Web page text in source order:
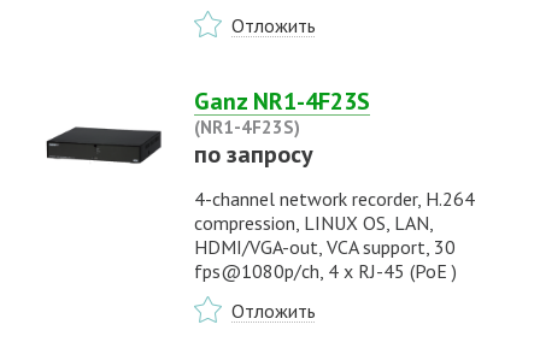
Отложить
Ganz NR1-4F23S
(NR1-4F23S)
по запросу
4-channel network recorder, H.264
compression, LINUX OS, LAN,
HDMI/VGA-out, VCA support, 30
fps@1080p/ch, 4 x RJ-45 (PoE )
Отложить